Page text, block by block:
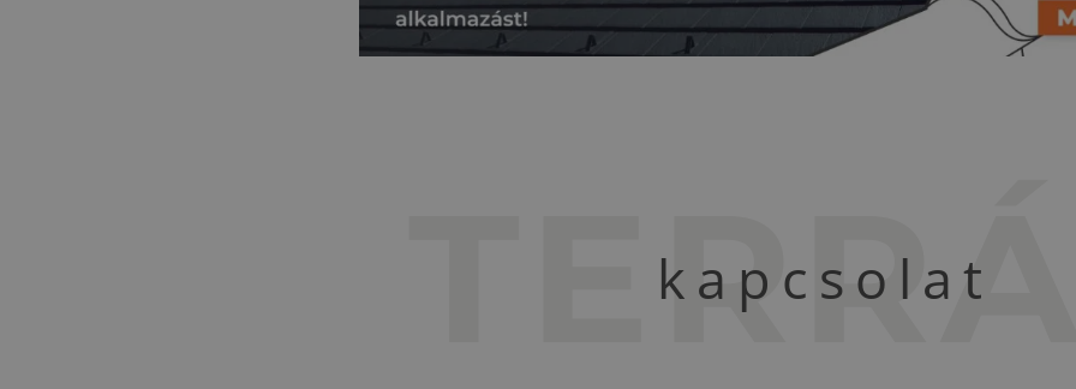
kapcsolat